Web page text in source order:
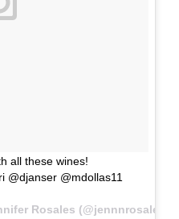
all these wines!
@djanser @mdollas11
Rosales (@jennnrosales)